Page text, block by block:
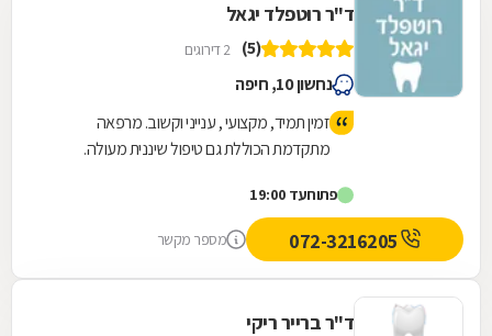
ד"ר רוטפלד יגאל
(5) 2 דירוגים
נחשון 10, חיפה
זמין תמיד, מקצועי , ענייני וקשוב. מרפאה
מתקדמת הכוללת גם טיפול שיננית מעולה.
פתוחעד 19:00
מספר מקשר
ד"ר ברייר ריקי